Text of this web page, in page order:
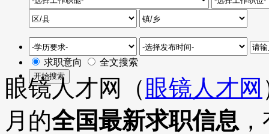
求职意向 全文搜索
眼镜人才网（ 眼镜人才网
月的全国最新求职信息